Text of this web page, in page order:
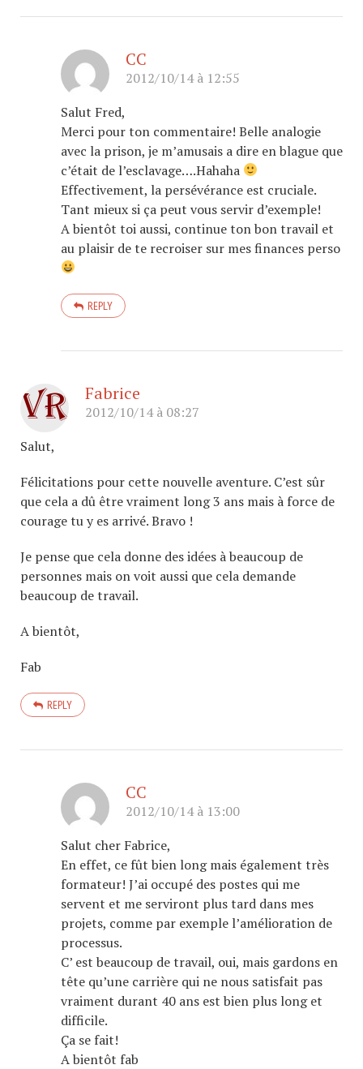
CC
2012/10/14 à 12:55
Salut Fred,
Merci pour ton commentaire! Belle analogie
avec la prison, je m’amusais a dire en blague que
c’était de l’esclavage….Hahaha
Effectivement, la persévérance est cruciale.
Tant mieux si ça peut vous servir d’exemple!
A bientôt toi aussi, continue ton bon travail et
au plaisir de te recroiser sur mes finances perso
REPLY
Fabrice
2012/10/14 à 08:27
Salut,
Félicitations pour cette nouvelle aventure. C’est sûr
que cela a dû être vraiment long 3 ans mais à force de
courage tu y es arrivé. Bravo !
Je pense que cela donne des idées à beaucoup de
personnes mais on voit aussi que cela demande
beaucoup de travail.
A bientôt,
Fab
REPLY
CC
2012/10/14 à 13:00
Salut cher Fabrice,
En effet, ce fût bien long mais également très
formateur! J’ai occupé des postes qui me
servent et me serviront plus tard dans mes
projets, comme par exemple l’amélioration de
processus.
C’ est beaucoup de travail, oui, mais gardons en
tête qu’une carrière qui ne nous satisfait pas
vraiment durant 40 ans est bien plus long et
difficile.
Ça se fait!
A bientôt fab